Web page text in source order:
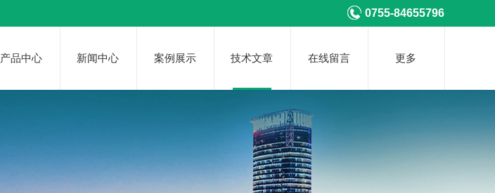
0755-84655796
产品中心 新闻中心 案例展示 技术文章 在线留言 更多